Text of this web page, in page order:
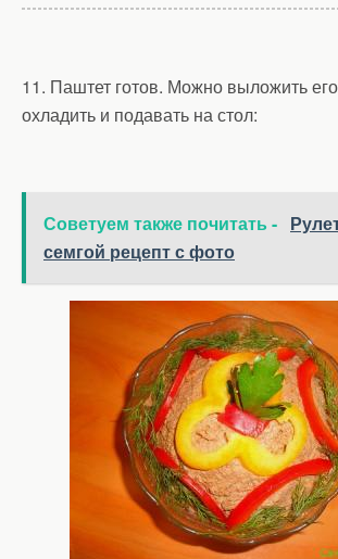
11. Паштет готов. Можно выложить
охладить и подавать на стол:
Советуем также почитать -
семгой рецепт с фото